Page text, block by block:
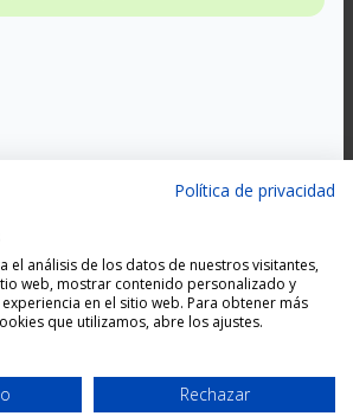
Política de privacidad
el análisis de los datos de nuestros visitantes,
web, mostrar contenido personalizado y
en el sitio web. Para obtener más
que utilizamos, abre los ajustes.
Rechazar